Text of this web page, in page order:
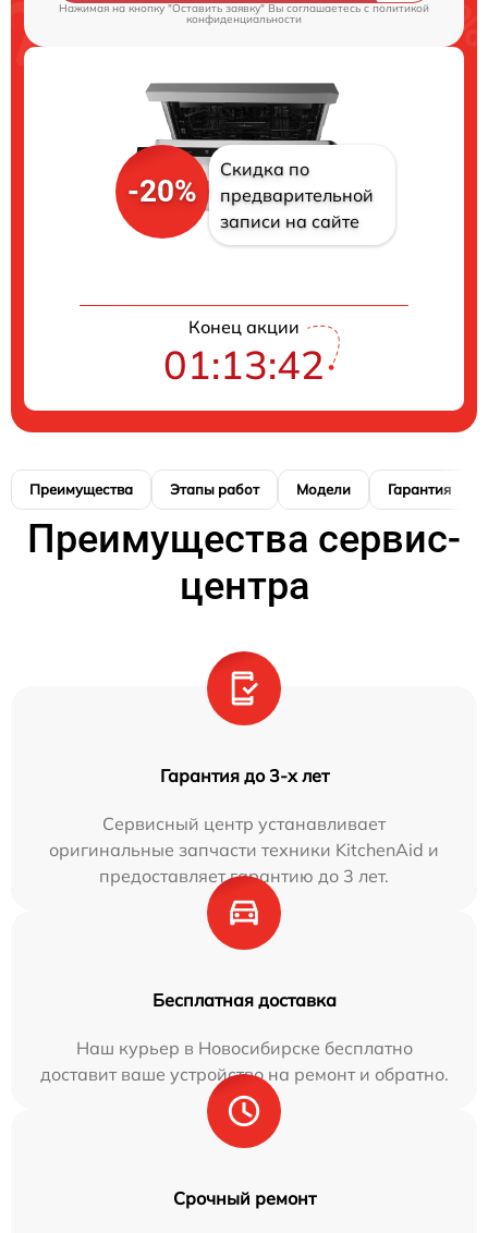
Нажимая на кнопку "Оставить заявку" Вы соглашаетесь cполитикой
конфиденциальности
-20%
Скидка по
предварительной
записи на сайте
Конец акции
01:13:41
Преимущества Этапы работ Модели Гарантия
Преимущества сервис-
центра
Гарантия до 3-х лет
Сервисный центр устанавливает
оригинальные запчасти техники KitchenAid и
предоставляет гарантию до 3 лет.
Бесплатная доставка
Наш курьер в Новосибирске бесплатно
доставит ваше устройство на ремонт и обратно.
Срочный ремонт